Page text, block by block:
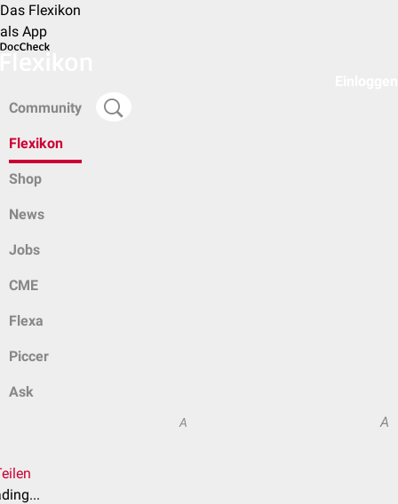
Das Flexikon
als App
Community
Flexikon
Shop
News
Jobs
CME
Flexa
Piccer
Ask
A A